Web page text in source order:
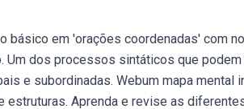
básico em 'orações coordenadas' com
Um dos processos sintáticos que
e subordinadas. Webum mapa mental
Aprenda e revise as